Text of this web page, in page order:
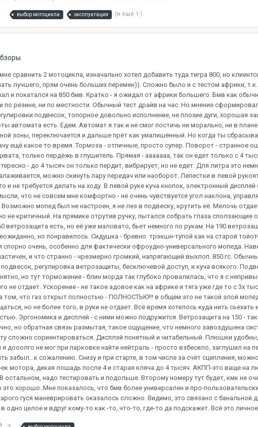
выбор мотоцикла эксплуатация (и ещё 1 )
сравнить 2 мотоцикла, изначально хотел добавить туда тигра 800, но
лучшего, прям очень больших перемен)). Сложно было и с тестом африки,
и покатался на 850 бмв. Кратко - я ожидал от африки большего. Бмв как
по резине, ни по местности. Обычный тест драйв на час. Но мнение
подвесок, топорное довольно исполнение, не плохие дуги, хорошая
автомата есть. Едем. Автомат я так и не смог постичь ни морально, ни в
зоны, переключается и дальше прёт как умалишённый. Но когда ты
ещё какое то время. Тормоза - отличные, просто супер. Поворот -
только пердёжь в глушитель. Прямая - ааааааа, так он едет только с 4
- до 4 тысяч он только пердит, вибрирует, но не едет. Для литра это
можно скинуть пару передач или наоборот. Лепестки в левой
и не требуется делать на ходу. В левой руке куча кнопок, электронный
что не совсем мне комфортно - не очень чувствуется угол наклона,
мопед был не настроен, я не лез в подвеску, крутить её. Мелочь
критичный. На прямике отрутив ручку, пытался собрать глаза сползающие
ветрозащита есть, но её уже маловато, бьет немного по рукам. На 190
но понравилось. Сидушка - бревно. трэкшн-тупой как на старой
очень, особенно для фактически офроудно-универсального мопеда.
и что странно - чрезмерно громкий, напрягающий выхлоп. 850 гс.
регулировка ветрозащиты, бесключевой доступ, и куча всякого.
но тут торможение - блин морда так глубоко провалилась, что я с
не отдает. Ускорение - не такое адовое как на африке и тяга уже где то с 3х
том, что газ открыт полностью - ПОЛНОСТЬЮ!!! в общем это не такой злой
но не более того, в руки не отдает. Всё время хотелось куда нить
Эргономика и дисплей - с ними можно подружится. Ветрозащита на 150 - так
но обратная связь размытая, такое ощущение, что немного завоздушена
сложно сориентироваться. Дисплэй понятный и читабельный. Плюшки
дооолго не мог при парковке найти нейтраль - просто взбесило, заглушил на
забыл...к сожалению. Снизу и при старте, в том числе за счёт сцепления,
мотора, дикая лошадь после 4 и старая кляча до 4 тысяч. АКПП-это ваще на
остальном, надо тестировать и подольше. Второму номеру тут будет, кмк не
хорошо..Мне показалось, что бмв более универсален и про-
гуся маневрировать оказалось сложно. Видимо, это связано с
целое и вдруг кому-то как -то, что-то, где-то да подскажет. Всё это